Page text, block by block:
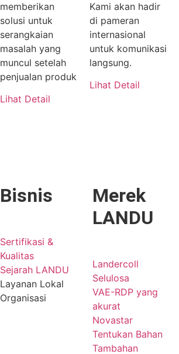
memberikan
solusi untuk
serangkaian
masalah yang
muncul setelah
penjualan produk
Lihat Detail
Kami akan hadir
di pameran
internasional
untuk komunikasi
langsung.
Lihat Detail
Bisnis
Sertifikasi &
Kualitas
Sejarah LANDU
Layanan Lokal
Organisasi
Merek
LANDU
Landercoll
Selulosa
VAE-RDP yang
akurat
Novastar
Tentukan Bahan
Tambahan